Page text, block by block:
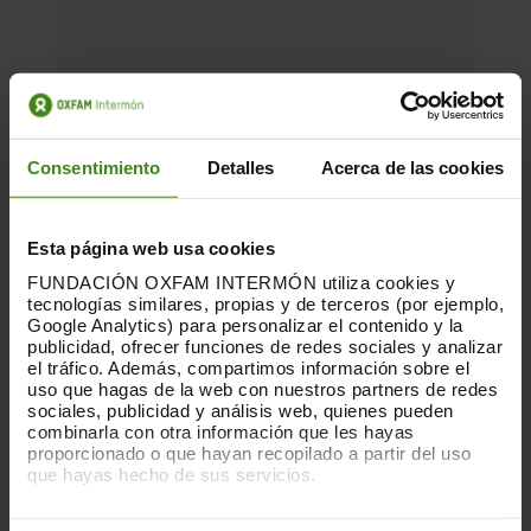
Consentimiento Detalles Acerca de las cookies
Esta página web usa cookies
FUNDACIÓN OXFAM INTERMÓN utiliza cookies y
tecnologías similares, propias y de terceros (por ejemplo,
Google Analytics) para personalizar el contenido y la
publicidad, ofrecer funciones de redes sociales y analizar
el tráfico. Además, compartimos información sobre el
uso que hagas de la web con nuestros partners de redes
sociales, publicidad y análisis web, quienes pueden
combinarla con otra información que les hayas
proporcionado o que hayan recopilado a partir del uso
que hayas hecho de sus servicios.
15.05.2025